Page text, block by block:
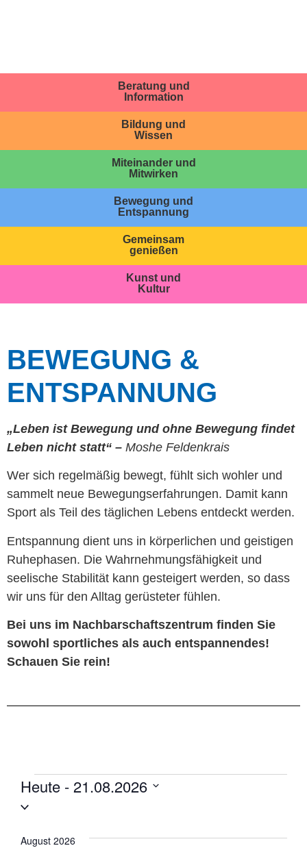
Beratung und
Information
Bildung und
Wissen
Miteinander und
Mitwirken
Bewegung und
Entspannung
Gemeinsam
genießen
Kunst und
Kultur
BEWEGUNG &
ENTSPANNUNG
„Leben ist Bewegung und ohne Bewegung findet
Leben nicht statt“ – Moshe Feldenkrais
Wer sich regelmäßig bewegt, fühlt sich wohler und
sammelt neue Bewegungserfahrungen. Damit kann
Sport als Teil des täglichen Lebens entdeckt werden.
Entspannung dient uns in körperlichen und geistigen
Ruhephasen. Die Wahrnehmungsfähigkeit und
seelische Stabilität kann gesteigert werden, so dass
wir uns für den Alltag gerüsteter fühlen.
Bei uns im Nachbarschaftszentrum finden Sie
sowohl sportliches als auch entspannendes!
Schauen Sie rein!
Heute - 21.08.2026
Datum
August 2026